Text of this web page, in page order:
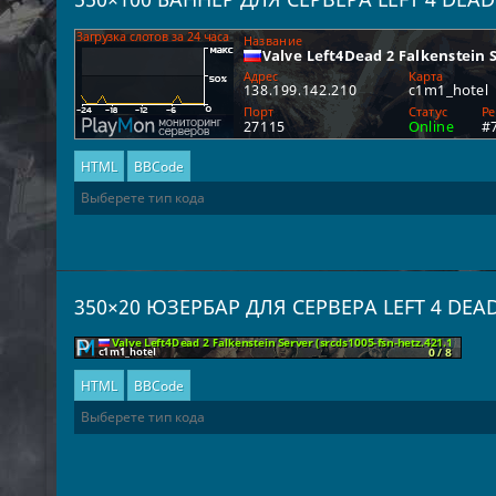
HTML BBCode
350×20 ЮЗЕРБАР ДЛЯ СЕРВЕРА LEFT 4
HTML BBCode